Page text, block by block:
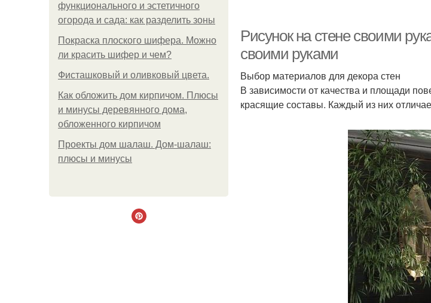
функционального и эстетичного
огорода и сада: как разделить зоны
Покраска плоского шифера. Можно
ли красить шифер и чем?
Фисташковый и оливковый цвета.
Как обложить дом кирпичом. Плюсы
и минусы деревянного дома,
обложенного кирпичом
Проекты дом шалаш. Дом-шалаш:
плюсы и минусы
Латексные краски
Рисунок на стене своими
своими руками
Выбор материалов для декора стен
В зависимости от качества и площади
красящие составы. Каждый из них